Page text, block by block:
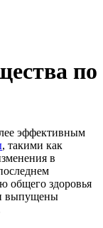
по
эффективным
, такими как
в
общего здоровья
выпущены